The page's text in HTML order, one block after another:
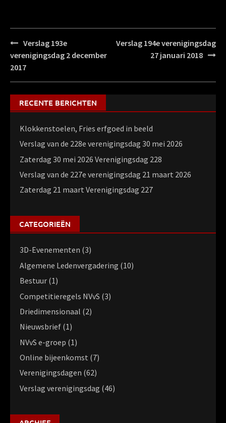
Bericht
navigatie
Verslag 193e
verenigingsdag 2 december
2017
Verslag 194e verenigingsdag
27 januari 2018
RECENTE BERICHTEN
Klokkenstoelen, Fries erfgoed in beeld
Verslag van de 228e verenigingsdag 30 mei 2026
Zaterdag 30 mei 2026 Verenigingsdag 228
Verslag van de 227e verenigingsdag 21 maart 2026
Zaterdag 21 maart Verenigingsdag 227
CATEGORIEËN
3D-Evenementen (3)
Algemene Ledenvergadering (10)
Bestuur (1)
Competitieregels NVvS (3)
Driedimensionaal (2)
Nieuwsbrief (1)
NVvS e-groep (1)
Online bijeenkomst (7)
Verenigingsdagen (62)
Verslag verenigingsdag (46)